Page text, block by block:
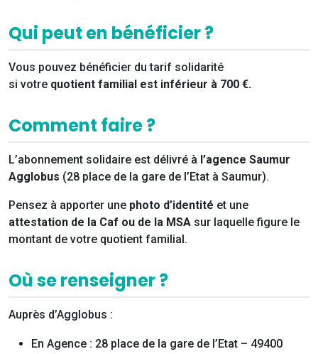
Qui peut en bénéficier ?
Vous pouvez bénéficier du tarif solidarité
si votre quotient familial est inférieur à 700 €.
Comment faire ?
L’abonnement solidaire est délivré à l’agence Saumur
Agglobus (28 place de la gare de l’Etat à Saumur).
Pensez à apporter une photo d’identité et une
attestation de la Caf ou de la MSA sur laquelle figure le
montant de votre quotient familial.
Où se renseigner ?
Auprès d’Agglobus :
En Agence : 28 place de la gare de l’Etat – 49400